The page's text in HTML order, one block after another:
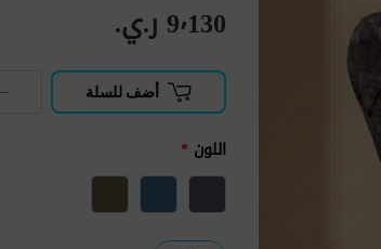
9٬130 ر.ي.‏
أضف للسلة
اللون *